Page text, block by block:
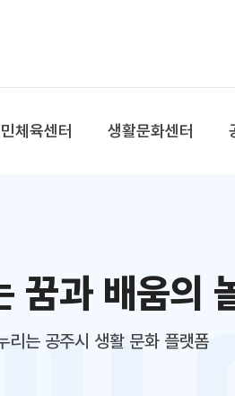
체육센터 생활문화센터
꿈과 배움의
리는 공주시 생활 문화 플랫폼